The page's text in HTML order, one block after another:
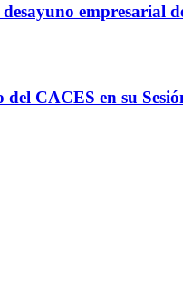
empresarial
CACES en su